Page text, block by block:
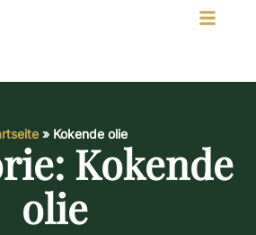
» Kokende olie
Kokende
olie